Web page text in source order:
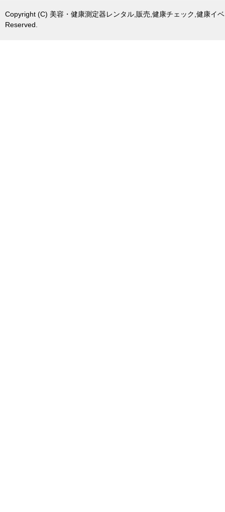
Copyright (C) 美容・健康測定器レンタル,販売,健康チェック,健康イ
Reserved.